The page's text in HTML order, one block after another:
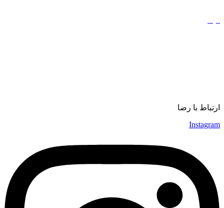
ارتباط با رضا
Instagram